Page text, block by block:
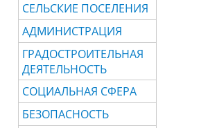
СЕЛЬСКИЕ ПОСЕЛЕНИЯ
АДМИНИСТРАЦИЯ
ГРАДОСТРОИТЕЛЬНАЯ
ДЕЯТЕЛЬНОСТЬ
СОЦИАЛЬНАЯ СФЕРА
БЕЗОПАСНОСТЬ